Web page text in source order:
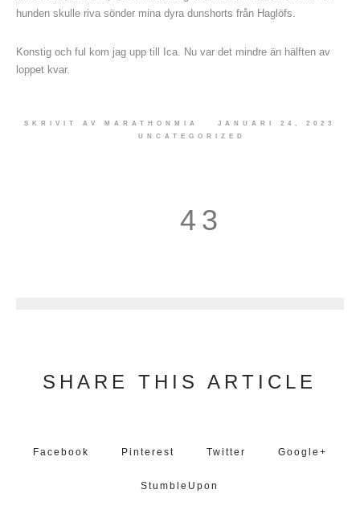
hunden skulle riva sönder mina dyra dunshorts från Haglöfs.
Konstig och ful kom jag upp till Ica. Nu var det mindre än hälften av
loppet kvar.
SKRIVIT AV MARATHONMIA
JANUARI 24, 2023
UNCATEGORIZED
43
SHARE THIS ARTICLE
Facebook Pinterest Twitter Google+
StumbleUpon